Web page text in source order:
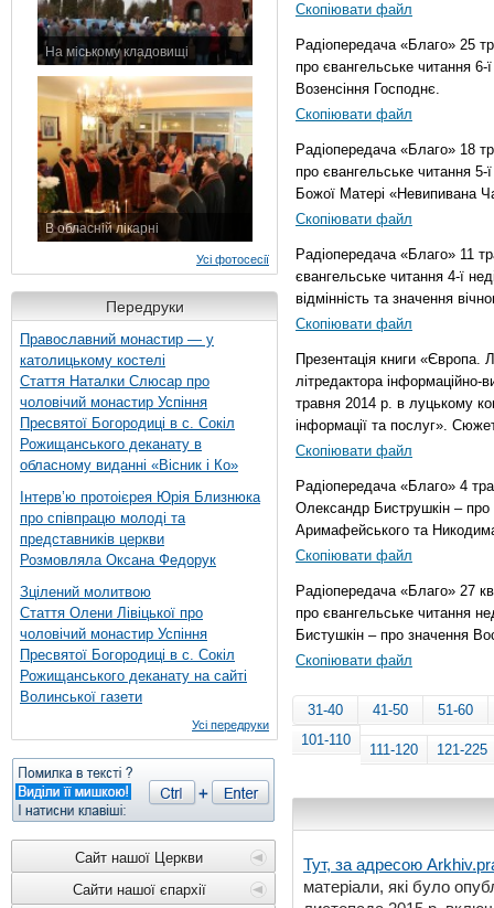
На міському кладовищі
В обласній лікарні
Усі фотосесії
Передруки
Православний монастир — у
католицькому костелі
Стаття Наталки Слюсар про
чоловічий монастир Успіння
Пресвятої Богородиці в с. Сокіл
Рожищанського деканату в
обласному виданні «Вісник і Ко»
Інтерв’ю протоієрея Юрія Близнюка
про співпрацю молоді та
представників церкви
Розмовляла Оксана Федорук
Зцілений молитвою
Стаття Олени Лівіцької про
чоловічий монастир Успіння
Пресвятої Богородиці в с. Сокіл
Рожищанського деканату на сайті
Волинської газети
Усі передруки
Сайт нашої Церкви
Сайти нашої єпархії
Скопіювати файл
Радіопередача «Благо» 25
про євангельське читання 6-
Возенсіння Господнє.
Скопіювати файл
Радіопередача «Благо» 18
про євангельське читання 5-
Божої Матері «Невипивана
Скопіювати файл
Радіопередача «Благо» 11
євангельське читання 4-ї
відмінність та значення
Скопіювати файл
Презентація книги «Європа.
літредактора інформаційно-
травня 2014 р. в луцькому
інформації та послуг».
Скопіювати файл
Радіопередача «Благо» 4
Олександр Биструшкін –
Аримафейського та
Скопіювати файл
Радіопередача «Благо» 27
про євангельське читання
Бистушкін – про значення
Скопіювати файл
31-40 41-50
51-60
101-110
111-120 121-225
Тут, за адресою
матеріали, які було